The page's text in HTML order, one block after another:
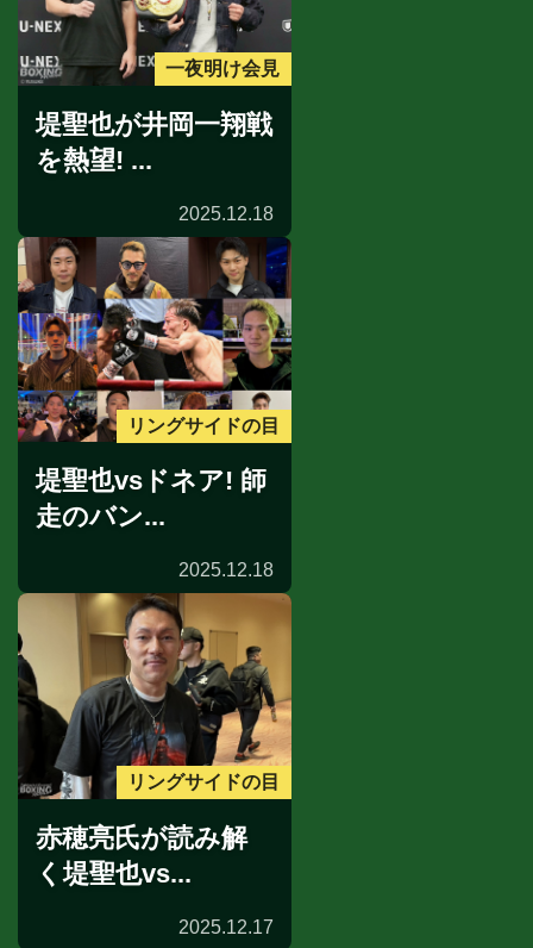
一夜明け会見
堤聖也が井岡一翔戦
を熱望! ...
2025.12.18
リングサイドの目
堤聖也vsドネア! 師
走のバン...
2025.12.18
リングサイドの目
赤穂亮氏が読み解
く堤聖也vs...
2025.12.17